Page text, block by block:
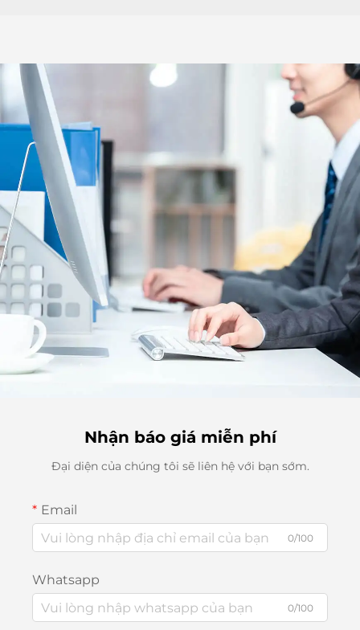
Nhận báo giá miễn phí
Đại diện của chúng tôi sẽ liên hệ với bạn sớm.
Email
0/100
Whatsapp
0/100